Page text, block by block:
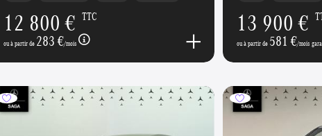
12 800 € TTC
ou à partir de 283 €/mois
13 900 €
ou à partir de 581 €/mois